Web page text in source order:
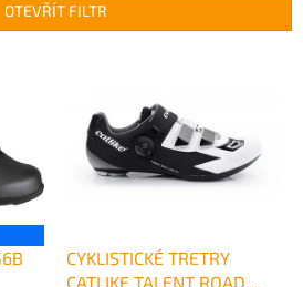
OTEVŘÍT FILTR
CYKLISTICKÉ TRETRY
CATLIKE TALENT ROAD